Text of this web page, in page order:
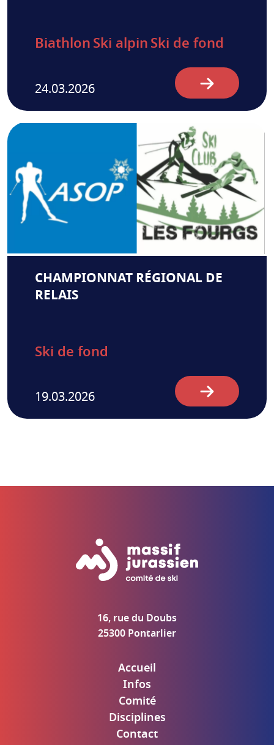
Biathlon Ski alpin Ski de fond
24.03.2026
CHAMPIONNAT RÉGIONAL DE
RELAIS
Ski de fond
19.03.2026
16, rue du Doubs
25300 Pontarlier
Accueil
Infos
Comité
Disciplines
Contact